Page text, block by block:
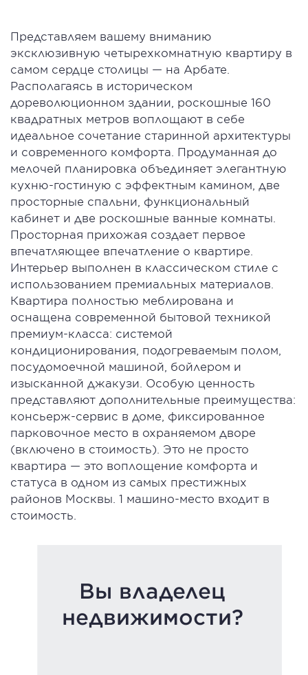
Представляем вашему вниманию
эксклюзивную четырехкомнатную квартиру в
самом сердце столицы — на Арбате.
Располагаясь в историческом
дореволюционном здании, роскошные 160
квадратных метров воплощают в себе
идеальное сочетание старинной архитектуры
и современного комфорта. Продуманная до
мелочей планировка объединяет элегантную
кухню-гостиную с эффектным камином, две
просторные спальни, функциональный
кабинет и две роскошные ванные комнаты.
Просторная прихожая создает первое
впечатляющее впечатление о квартире.
Интерьер выполнен в классическом стиле с
использованием премиальных материалов.
Квартира полностью меблирована и
оснащена современной бытовой техникой
премиум-класса: системой
кондиционирования, подогреваемым полом,
посудомоечной машиной, бойлером и
изысканной джакузи. Особую ценность
представляют дополнительные преимущества:
консьерж-сервис в доме, фиксированное
парковочное место в охраняемом дворе
(включено в стоимость). Это не просто
квартира — это воплощение комфорта и
статуса в одном из самых престижных
районов Москвы. 1 машино-место входит в
стоимость.
Вы владелец
недвижимости?